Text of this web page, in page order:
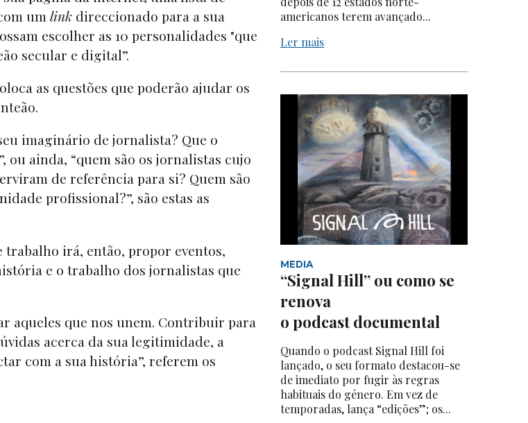
um link direccionado para a sua
escolher as 10 personalidades "que
secular e digital”.
as questões que poderão ajudar os
imaginário de jornalista? Que o
ou ainda, “quem são os jornalistas cujo
de referência para si? Quem são
profissional?”, são estas as
irá, então, propor eventos,
e o trabalho dos jornalistas que
aqueles que nos unem. Contribuir para
acerca da sua legitimidade, a
com a sua história”, referem os
americanos terem avançado...
Ler mais
MEDIA
“Signal Hill” ou como se
renova
o podcast documental
Quando o podcast Signal Hill foi
lançado, o seu formato destacou-se
de imediato por fugir às regras
habituais do género. Em vez de
temporadas, lança “edições”; os...